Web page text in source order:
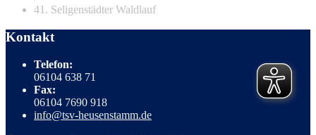
41. Seligenstädter Waldlauf
Kontakt
Telefon:
06104 638 71
Fax:
06104 7690 918
info@tsv-heusenstamm.de